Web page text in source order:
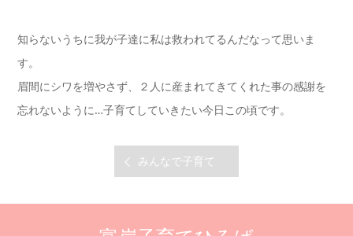
知らないうちに我が子達に私は救われてるんだなって思いま
す。
眉間にシワを増やさず、２人に産まれてきてくれた事の感謝を
忘れないように…子育てしていきたい今日この頃です。
みんなで子育て